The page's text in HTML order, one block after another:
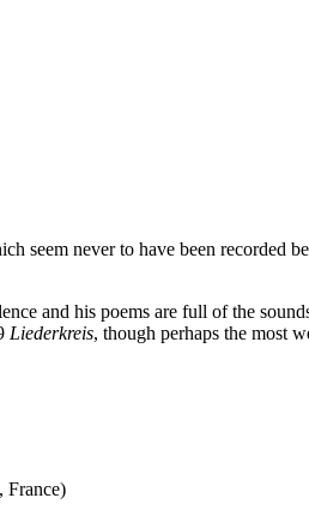
never to have been recorded
and his poems are full of the
Liederkreis, though perhaps the most
France)